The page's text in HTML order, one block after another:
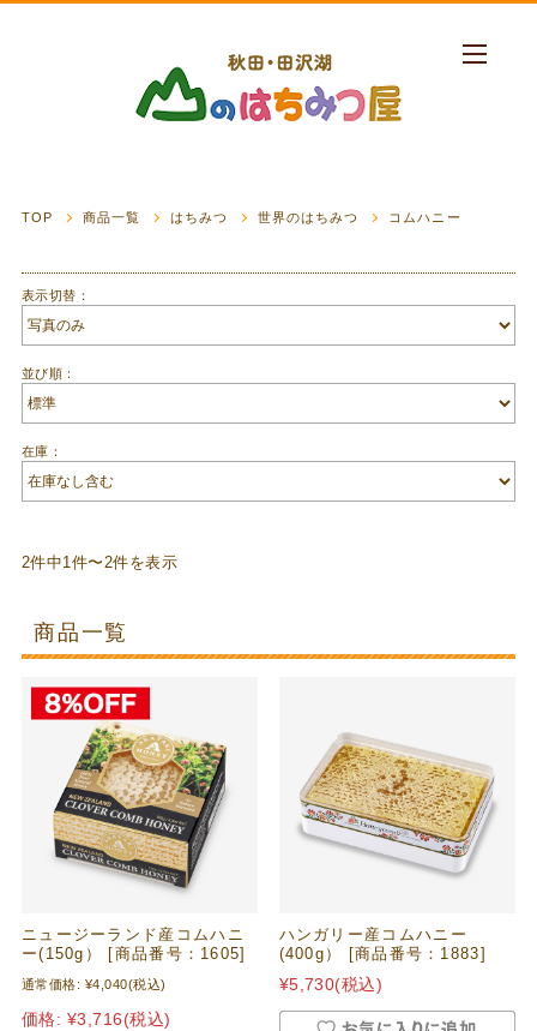
TOP 商品一覧 はちみつ 世界のはちみつ コムハニー
表示切替：
並び順：
在庫：
2件中1件〜2件を表示
商品一覧
ニュージーランド産コムハニ
ー(150g） [商品番号：1605]
通常価格: ¥4,040(税込)
価格: ¥3,716(税込)
ハンガリー産コムハニー
(400g） [商品番号：1883]
¥5,730(税込)